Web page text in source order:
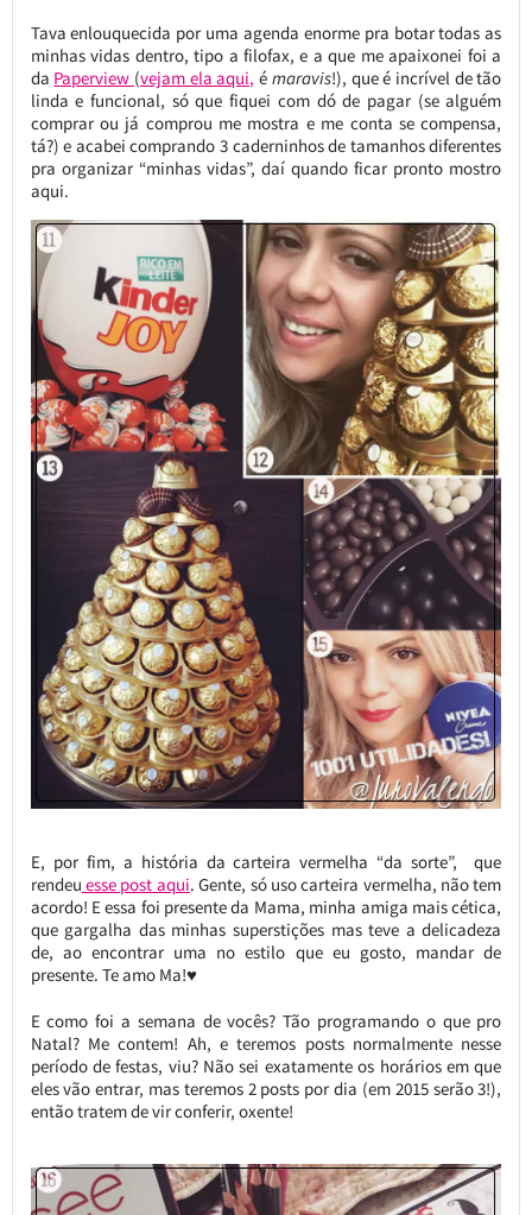
Tava enlouquecida por uma agenda enorme pra botar todas as
minhas vidas dentro, tipo a filofax, e a que me apaixonei foi a
da Paperview (vejam ela aqui, é maravis!), que é incrível de tão
linda e funcional, só que fiquei com dó de pagar (se alguém
comprar ou já comprou me mostra e me conta se compensa,
tá?) e acabei comprando 3 caderninhos de tamanhos diferentes
pra organizar “minhas vidas”, daí quando ficar pronto mostro
aqui.
E, por fim, a história da carteira vermelha “da sorte”, que
rendeu esse post aqui. Gente, só uso carteira vermelha, não tem
acordo! E essa foi presente da Mama, minha amiga mais cética,
que gargalha das minhas superstições mas teve a delicadeza
de, ao encontrar uma no estilo que eu gosto, mandar de
presente. Te amo Ma!♥
E como foi a semana de vocês? Tão programando o que pro
Natal? Me contem! Ah, e teremos posts normalmente nesse
período de festas, viu? Não sei exatamente os horários em que
eles vão entrar, mas teremos 2 posts por dia (em 2015 serão 3!),
então tratem de vir conferir, oxente!